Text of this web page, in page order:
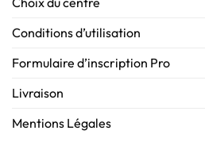
Conditions d’utilisation
Formulaire d’inscription Pro
Livraison
Mentions Légales